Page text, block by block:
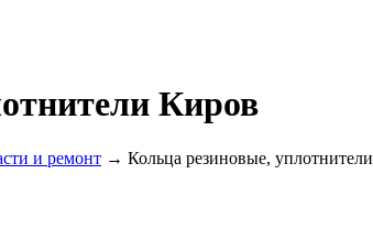
Киров
и ремонт → Кольца резиновые, уплотнители